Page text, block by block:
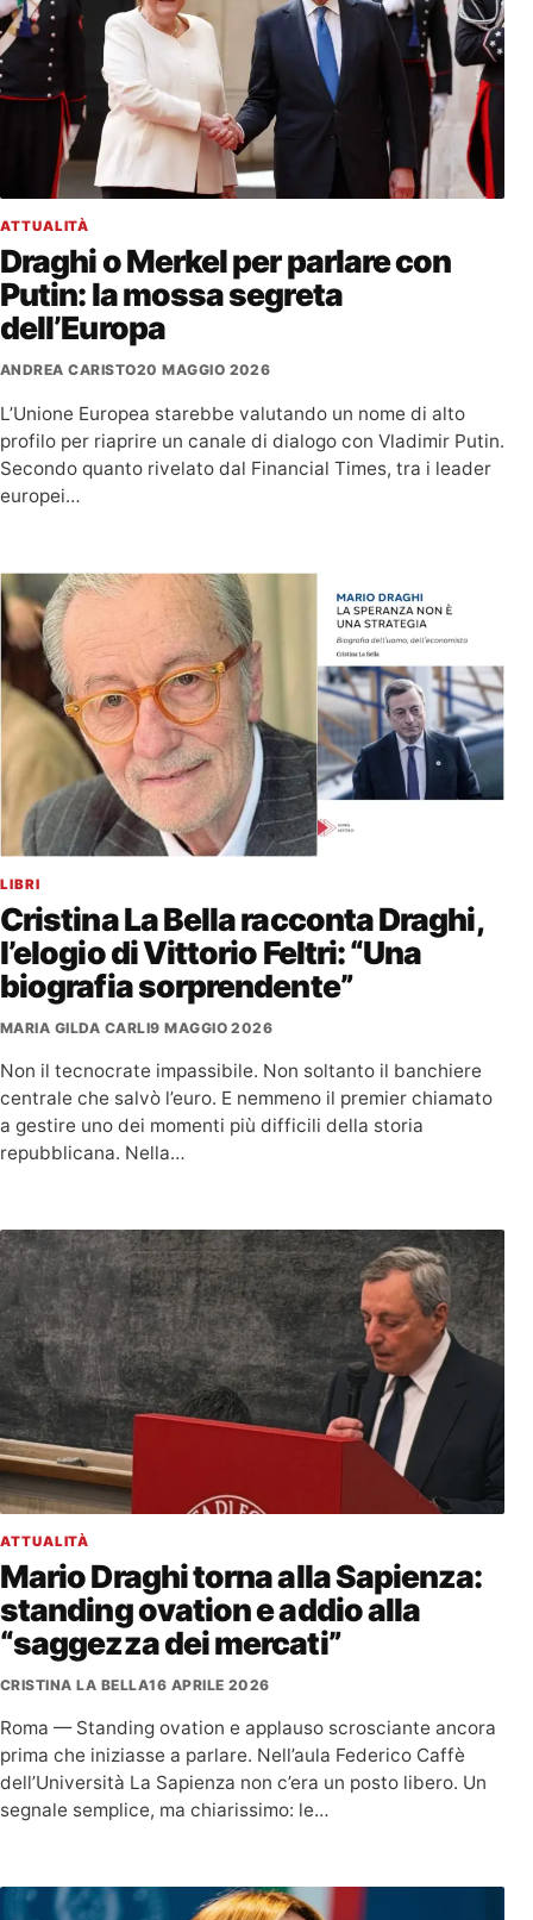
ATTUALITÀ
Draghi o Merkel per parlare con
Putin: la mossa segreta
dell’Europa
ANDREA CARISTO20 MAGGIO 2026
L’Unione Europea starebbe valutando un nome di alto
profilo per riaprire un canale di dialogo con Vladimir Putin.
Secondo quanto rivelato dal Financial Times, tra i leader
europei…
LIBRI
Cristina La Bella racconta Draghi,
l’elogio di Vittorio Feltri: “Una
biografia sorprendente”
MARIA GILDA CARLI9 MAGGIO 2026
Non il tecnocrate impassibile. Non soltanto il banchiere
centrale che salvò l’euro. E nemmeno il premier chiamato
a gestire uno dei momenti più difficili della storia
repubblicana. Nella…
ATTUALITÀ
Mario Draghi torna alla Sapienza:
standing ovation e addio alla
“saggezza dei mercati”
CRISTINA LA BELLA16 APRILE 2026
Roma — Standing ovation e applauso scrosciante ancora
prima che iniziasse a parlare. Nell’aula Federico Caffè
dell’Università La Sapienza non c’era un posto libero. Un
segnale semplice, ma chiarissimo: le…